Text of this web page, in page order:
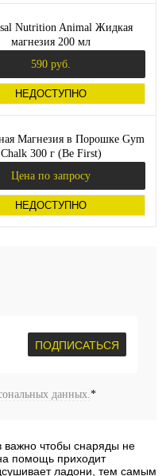
Nutrition Animal Жидкая
магнезия 200 мл
590 руб.
НЕДОСТУПНО
Магнезия в Порошке Gym
Chalk 300 г (Be First)
Цена по запросу
НЕДОСТУПНО
ПОДПИСАТЬСЯ
данных. *
важно чтобы снаряды не
помощь приходит
ладони, тем самым